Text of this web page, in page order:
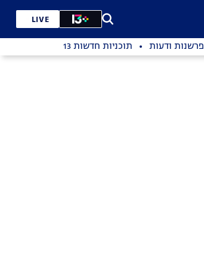
LIVE
פרשנות ודעות תוכניות חדשות 13